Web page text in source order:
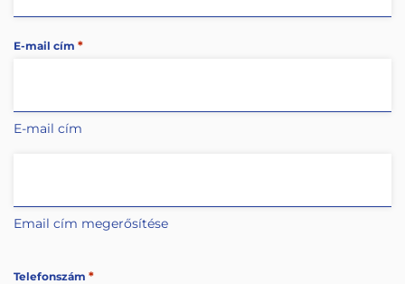
E-mail cím *
E-mail cím
Email cím megerősítése
Telefonszám *